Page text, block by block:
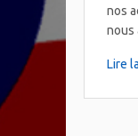
nos
nous
Lire